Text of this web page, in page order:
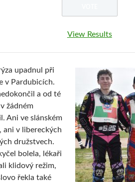
View Results
upadnul při
v Pardubicích.
a od té
žádném
Ani ve slánském
ani v libereckých
družstvech.
bolela, lékaři
klidový režim,
řekla také